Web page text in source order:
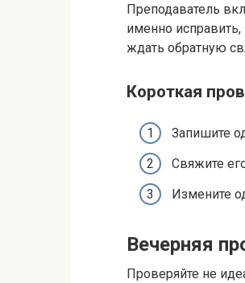
Преподаватель
именно
ждать обратную
Короткая
Запишите
Свяжите
Измените
Вечерняя
Проверяйте не